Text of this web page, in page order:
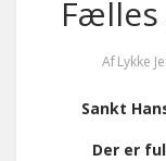
Af Lykke
Sankt
Der er